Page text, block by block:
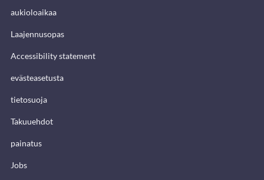
aukioloaikaa
Laajennusopas
Accessibility statement
evästeasetusta
tietosuoja
Takuuehdot
painatus
Jobs